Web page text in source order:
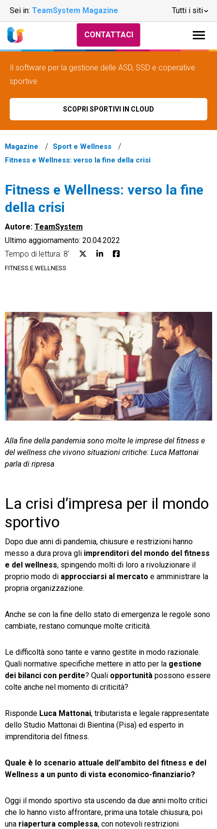
Sei in: TeamSystem Magazine Tutti i siti
Email Marketing
Fatturazione
Financial Solutions
HR
Trust Services
TeamSystem Store
CONTATTACI
Il software per la gestione delle ASD, SSD e coperative
sportive.
SCOPRI SPORTIVI IN CLOUD
Magazine
Sport e Wellness
Fitness e Wellness: verso la fine della crisi
Fitness e Wellness: verso la fine
della crisi
Autore: TeamSystem
Ultimo aggiornamento: 20.04.2022
Tempo di lettura: 8'
FITNESS E WELLNESS
Alla fine della pandemia sono molte le imprese del fitness e
del wellness che vivono situazioni critiche: Luca Mattonai
parla di ripresa
La crisi d’impresa per il mondo
sportivo
Dopo due anni di pandemia, chiusure e restrizioni hanno
messo a dura prova gli imprenditori del mondo del fitness
e del wellness, spingendo molti di loro a rivoluzionare il
proprio modo di approcciarsi al mercato e amministrare la
propria organizzazione.
Anche se con la fine dello stato di emergenza le regole sono
cambiate, restano comunque molte criticità.
Le difficoltà sono tante e vanno gestite in modo razionale.
Quali normative specifiche mettere in atto per la gestione
dei bilanci con perdite? Quali opportunità possono essere
colte anche nel momento di criticità?
Risponde Luca Mattonai, tributarista e legale rappresentate
dello Studio Mattonai di Bientina (Pisa) ed esperto in
imprenditoria del fitness.
Quale è lo scenario attuale dell’ambito del fitness e del
Wellness a un punto di vista economico-finanziario?
Oggi il mondo sportivo sta uscendo da due anni molto critici
che lo hanno visto affrontare, prima una totale chiusura, poi
una riapertura complessa, con notevoli restrizioni